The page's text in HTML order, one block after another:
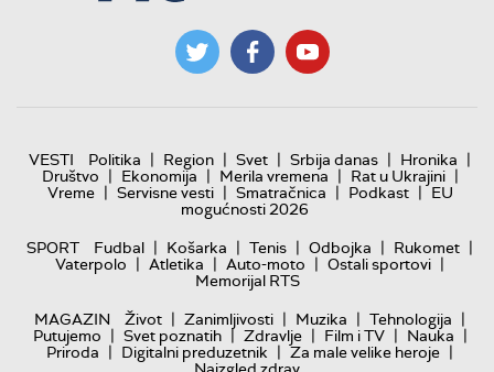
VESTI Politika | Region | Svet | Srbija danas | Hronika |
Društvo | Ekonomija | Merila vremena | Rat u Ukrajini |
Vreme | Servisne vesti | Smatračnica | Podkast | EU
mogućnosti 2026
SPORT
Fudbal | Košarka | Tenis | Odbojka | Rukomet |
Vaterpolo | Atletika | Auto-moto | Ostali sportovi |
Memorijal RTS
MAGAZIN
Život | Zanimljivosti | Muzika | Tehnologija |
Putujemo | Svet poznatih | Zdravlje | Film i TV | Nauka |
Priroda | Digitalni preduzetnik | Za male velike heroje |